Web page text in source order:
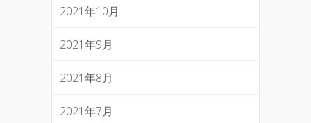
2021年10月
2021年9月
2021年8月
2021年7月